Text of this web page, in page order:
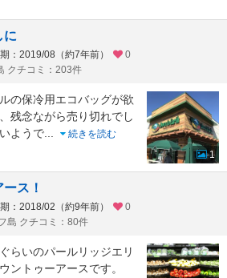
に
：2019/08（約7年前）
0
クチコミ：203件
の保冷用エコバッグが欲
残念ながら売り切れでし
ようで
続きを読む
1
ス！
：2018/02（約9年前）
0
島 クチコミ：80件
らいのパールリッジエリ
ントゥーアースです。